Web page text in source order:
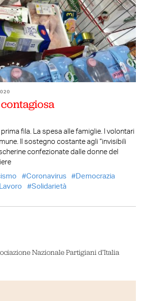
prima fila. La spesa alle famiglie. I volontari
Il sostegno costante agli “invisibili
confezionate dalle donne del
Coronavirus
Democrazia
Lavoro Solidarietà
Nazionale Partigiani d’Italia